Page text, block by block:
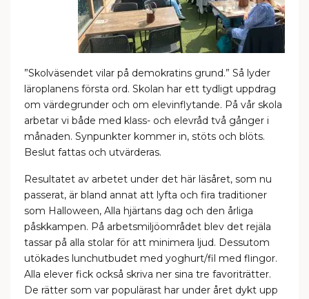
”Skolväsendet vilar på demokratins grund.” Så lyder
läroplanens första ord. Skolan har ett tydligt uppdrag
om värdegrunder och om elevinflytande. På vår skola
arbetar vi både med klass- och elevråd två gånger i
månaden. Synpunkter kommer in, stöts och blöts.
Beslut fattas och utvärderas.
Resultatet av arbetet under det här läsåret, som nu
passerat, är bland annat att lyfta och fira traditioner
som Halloween, Alla hjärtans dag och den årliga
påskkampen. På arbetsmiljöområdet blev det rejäla
tassar på alla stolar för att minimera ljud. Dessutom
utökades lunchutbudet med yoghurt/fil med flingor.
Alla elever fick också skriva ner sina tre favoriträtter.
De rätter som var populärast har under året dykt upp